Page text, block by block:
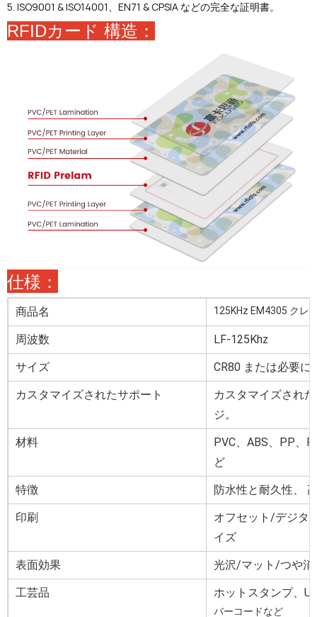
5. ISO9001 & ISO14001、EN71 & CPSIA などの完全な証明書。
RFIDカード 構造：
仕様：
商品名 125KHz EM4305 クレ
周波数 LF-125Khz
サイズ CR80 または必要に
カスタマイズされたサポート
カスタマイズされ
ジ。
材料
PVC、ABS、PP、
ど
特徴 防水性と耐久性、
印刷
オフセット/デジタ
イズ
表面効果 光沢/マット/つや消
工芸品 ホットスタンプ、
バーコードなど